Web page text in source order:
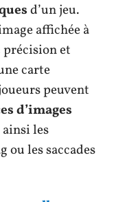
d’un jeu.
affichée à
précision et
carte
peuvent
d’images
les
ou les saccades